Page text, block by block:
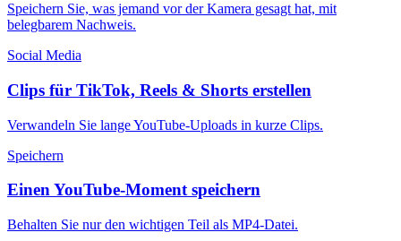
Speichern Sie, was jemand vor der Kamera gesagt hat, mit
belegbarem Nachweis.
Social Media
Clips für TikTok, Reels & Shorts erstellen
Verwandeln Sie lange YouTube-Uploads in kurze Clips.
Speichern
Einen YouTube-Moment speichern
Behalten Sie nur den wichtigen Teil als MP4-Datei.